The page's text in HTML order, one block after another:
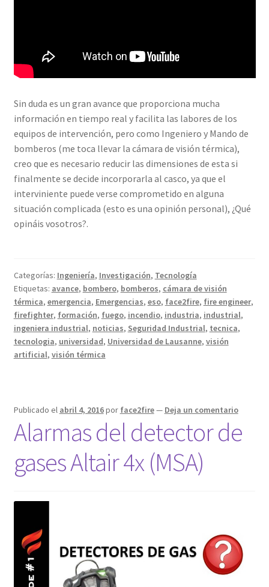
Sin duda es un gran avance que proporciona mucha
información en tiempo real y facilita las labores de los
equipos de intervención, pero como Ingeniero y Mando de
bomberos (me toca llevar la cámara de visión térmica),
creo que es necesario reducir las dimensiones de esta si
finalmente se decide incorporarla al casco, ya que el
interviniente puede verse comprometido en alguna
situación complicada (esto es una opinión personal), ¿Qué
opináis vosotros?.
Categorías: Ingeniería, Investigación, Tecnología
Etiquetas: avance, bombero, bomberos, cámara de visión
térmica, emergencia, Emergencias, eso, face2fire, fire engineer,
firefighter, formación, fuego, incendio, industria, industrial,
ingeniera industrial, noticias, Seguridad Industrial, tecnica,
tecnologia, universidad, Universidad de Lausanne, visión
artificial, visión térmica
Publicado el abril 4, 2016por face2fire— Deja un comentario
Alarmas del detector de
gases Altair 4x (MSA)